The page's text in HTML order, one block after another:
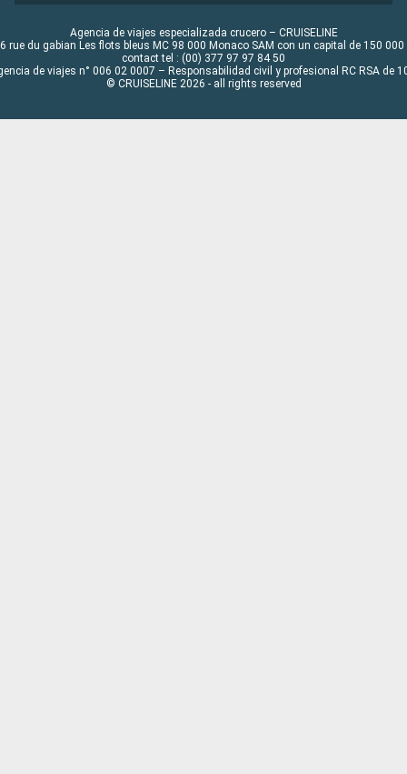
Agencia de viajes especializada crucero – CRUISELINE
rue du gabian Les flots bleus MC 98 000 Monaco SAM con un capital de 150 000
contact tel : (00) 377 97 97 84 50
de viajes n° 006 02 0007 – Responsabilidad civil y profesional RC RSA de
© CRUISELINE 2026 - all rights reserved